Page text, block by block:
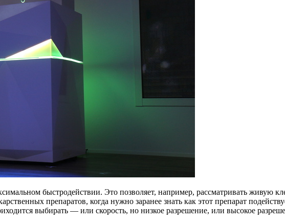
быстродействии. Это позволяет, например, рассматривать живую
препаратов, когда нужно заранее знать как этот препарат
выбирать — или скорость, но низкое разрешение, или высокое